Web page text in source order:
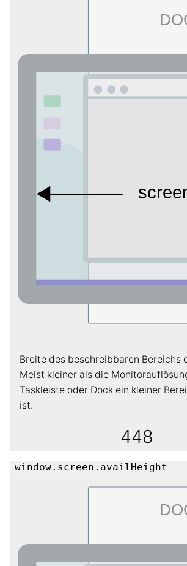
Breite des beschreibbaren Bereichs
Meist kleiner als die
Taskleiste oder Dock ein kleiner
ist.
448
window.screen.availHeight